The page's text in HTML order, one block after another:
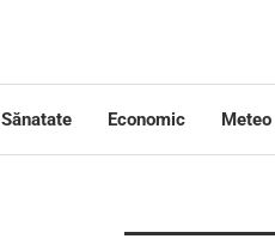
Sănatate Economic Meteo